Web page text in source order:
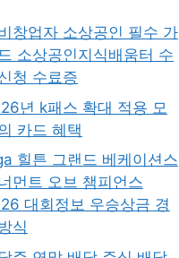
창업자 소상공인 필수 가
소상공인지식배움터 수
청 수료증
년 k패스 확대 적용 모
카드 혜택
힐튼 그랜드 베케이션스
먼트 오브 챔피언스
대회정보 우승상금 경
식